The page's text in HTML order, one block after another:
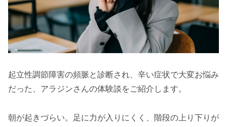
起立性調節障害の頻脈と診断され、辛い症状で大変お悩み
だった、アラジンさんの体験談をご紹介します。
朝が起きづらい。足に力が入りにくく、階段の上り下りが